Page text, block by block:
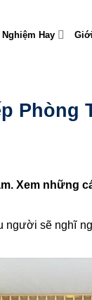
Hay
Phòng
Xem những
sẽ nghĩ